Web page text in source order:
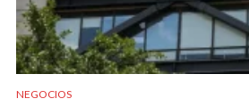
NEGOCIOS